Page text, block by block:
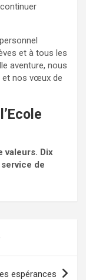
et à tous les
aventure, nous
et nos vœux de
valeurs. Dix
de
espérances